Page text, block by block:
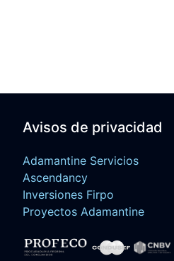
Avisos de privacidad
Adamantine Servicios
Ascendancy
Inversiones Firpo
Proyectos Adamantine